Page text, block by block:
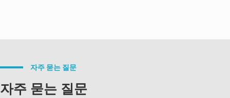
자주 묻는 질문
자주 묻는 질문